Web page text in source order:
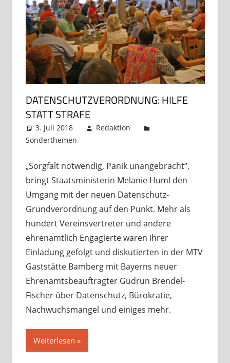
DATENSCHUTZVERORDNUNG: HILFE
STATT STRAFE
3. Juli 2018
Redaktion
Sonderthemen
„Sorgfalt notwendig, Panik unangebracht“,
bringt Staatsministerin Melanie Huml den
Umgang mit der neuen Datenschutz-
Grundverordnung auf den Punkt. Mehr als
hundert Vereinsvertreter und andere
ehrenamtlich Engagierte waren ihrer
Einladung gefolgt und diskutierten in der MTV
Gaststätte Bamberg mit Bayerns neuer
Ehrenamtsbeauftragter Gudrun Brendel-
Fischer über Datenschutz, Bürokratie,
Nachwuchsmangel und einiges mehr.
Weiterlesen